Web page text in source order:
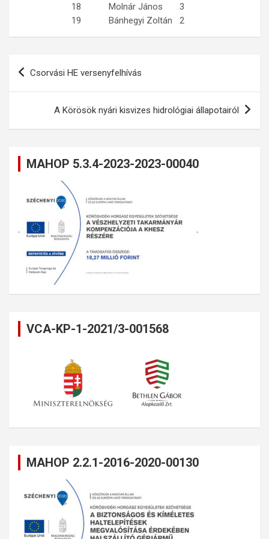
18
Molnár János
3
19
Bánhegyi Zoltán 2
Bejegyzés
Csorvási HE versenyfelhívás
A Körösök nyári kisvizes hidrológiai állapotairól
MAHOP 5.3.4-2023-2023-00040
VCA-KP-1-2021/3-001568
MAHOP 2.2.1-2016-2020-00130